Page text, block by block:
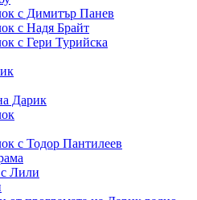
с Димитър Панев
с Надя Брайт
с Гери Турийска
Дарик
с Тодор Пантилеев
Лили